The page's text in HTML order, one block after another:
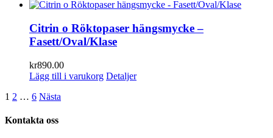
Citrin o Röktopaser hängsmycke –
Fasett/Oval/Klase
kr890.00
Lägg till i varukorg Detaljer
1 2 … 6 Nästa
Kontakta oss